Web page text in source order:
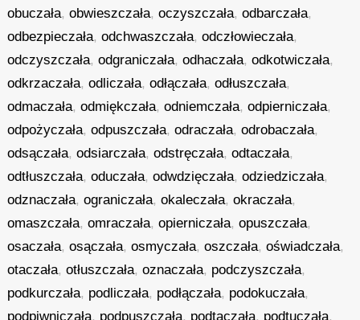
obuczała,obwieszczała,oczyszczała,odbarczała,
odbezpieczała,odchwaszczała,odczłowieczała,
odczyszczała,odgraniczała,odhaczała,odkotwiczała,
odkrzaczała,odliczała,odłączała,odłuszczała,
odmaczała,odmiękczała,odniemczała,odpierniczała,
odpożyczała,odpuszczała,odraczała,odrobaczała,
odsączała,odsiarczała,odstręczała,odtaczała,
odtłuszczała,oduczała,odwdzięczała,odziedziczała,
odznaczała,ograniczała,okaleczała,okraczała,
omaszczała,omraczała,opierniczała,opuszczała,
osaczała,osączała,osmyczała,oszczała,oświadczała,
otaczała,otłuszczała,oznaczała, podczyszczała,
podkurczała, podliczała, podłączała, podokuczała,
podpiwniczała, podpuszczała, podtaczała, podtuczała,